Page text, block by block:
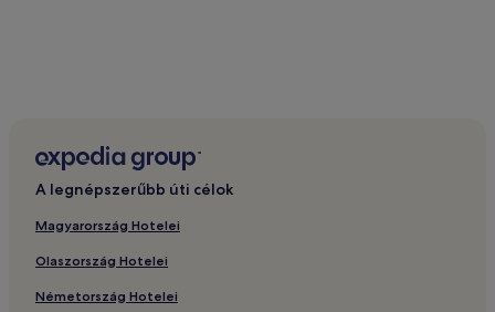
A legnépszerűbb úti célok
Magyarország Hotelei
Olaszország Hotelei
Németország Hotelei